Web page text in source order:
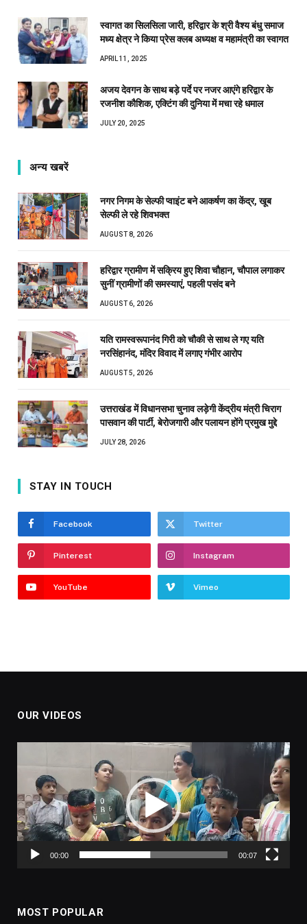
स्वागत का सिलसिला जारी, हरिद्वार के श्री वैश्य बंधु समाज
मध्य क्षेत्र ने किया प्रेस क्लब अध्यक्ष व महामंत्री का स्वागत
APRIL 11, 2025
अजय देवगन के साथ बड़े पर्दे पर नजर आएंगे हरिद्वार के
रजनीश कौशिक, एक्टिंग की दुनिया में मचा रहे धमाल
JULY 20, 2025
अन्य खबरें
नगर निगम के सेल्फी प्वाइंट बने आकर्षण का केंद्र, खूब
सेल्फी ले रहे शिवभक्त
AUGUST 8, 2026
हरिद्वार ग्रामीण में सक्रिय हुए शिवा चौहान, चौपाल लगाकर
सुनीं ग्रामीणों की समस्याएं, पहली पसंद बने
AUGUST 6, 2026
यति रामस्वरूपानंद गिरी को चौकी से साथ ले गए यति
नरसिंहानंद, मंदिर विवाद में लगाए गंभीर आरोप
AUGUST 5, 2026
उत्तराखंड में विधानसभा चुनाव लड़ेगी केंद्रीय मंत्री चिराग
पासवान की पार्टी, बेरोजगारी और पलायन होंगे प्रमुख मुद्दे
JULY 28, 2026
STAY IN TOUCH
Facebook Twitter
Pinterest Instagram
YouTube Vimeo
OUR VIDEOS
00:00 00:07
MOST POPULAR